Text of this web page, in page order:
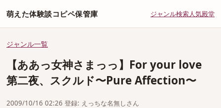
萌えた体験談コピペ保管庫 ジャンル検索人気殿堂
ジャンル一覧
【ああっ女神さまっっ】For your love
第二夜、スクルド〜Pure Affection〜
2009/10/16 02:26 登録: えっちな名無しさん